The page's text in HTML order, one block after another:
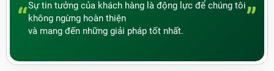
“Sự tin tưởng của khách hàng là động lực để chúng tôi
không ngừng hoàn thiện
và mang đến những giải pháp tốt nhất.
”